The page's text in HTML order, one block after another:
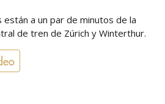
están a un par de minutos de la
de tren de Zúrich y Winterthur.